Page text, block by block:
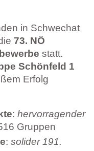
in Schwechat
73. NÖ
statt.
Schönfeld 1
Erfolg
:hervorragender
Gruppen
:solider 191.